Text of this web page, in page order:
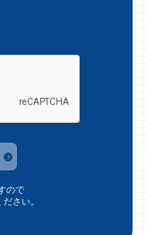
ので
さい。